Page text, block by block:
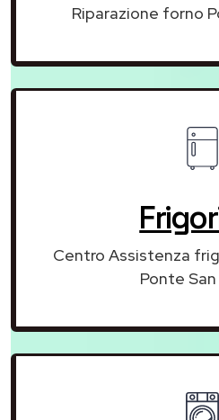
Riparazione forno
Centro Assistenza
Ponte